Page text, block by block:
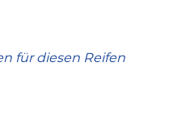
für diesen Reifen